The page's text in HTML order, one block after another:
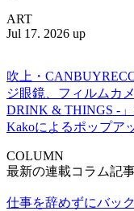
ART
Jul 17. 2026 up
吹上・
ジ眼鏡、フィルムカ
DRINK & THINGS -
Kakoによるポップア
COLUMN
最新の連載コラム記
仕事を辞めずにバッ